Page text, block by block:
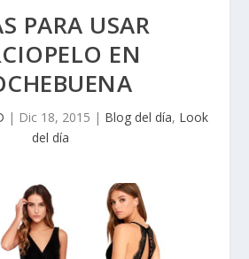
PARA USAR
EN
| Dic 18, 2015 | Blog del día, Look
del día